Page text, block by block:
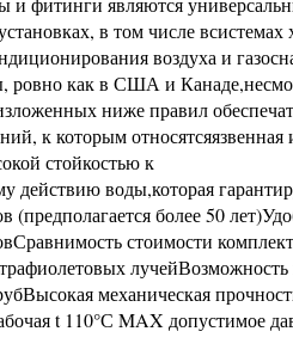
в том числе
воздуха и
ровно как в США и
ниже правил
к которым
стойкостью к
действию воды,которая
(предполагается более 50
стоимости
механическая
t 110°С MAX допустимое